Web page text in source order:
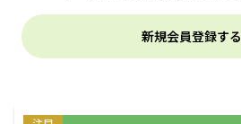
新規会員登録する